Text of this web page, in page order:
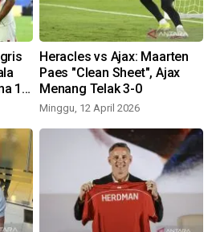
10
Heracles vs Ajax: Maarten
Paes "Clean Sheet", Ajax
Menang Telak 3-0
Minggu, 12 April 2026